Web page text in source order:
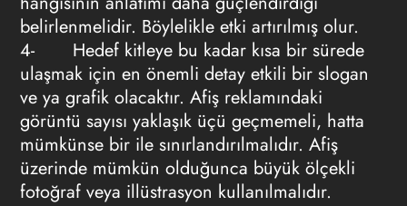
belirlenmelidir. Böylelikle etki artırılmış olur.
4- Hedef kitleye bu kadar kısa bir sürede
ulaşmak için en önemli detay etkili bir slogan
ve ya grafik olacaktır. Afiş reklamındaki
görüntü sayısı yaklaşık üçü geçmemeli, hatta
mümkünse bir ile sınırlandırılmalıdır. Afiş
üzerinde mümkün olduğunca büyük ölçekli
fotoğraf veya illüstrasyon kullanılmalıdır.